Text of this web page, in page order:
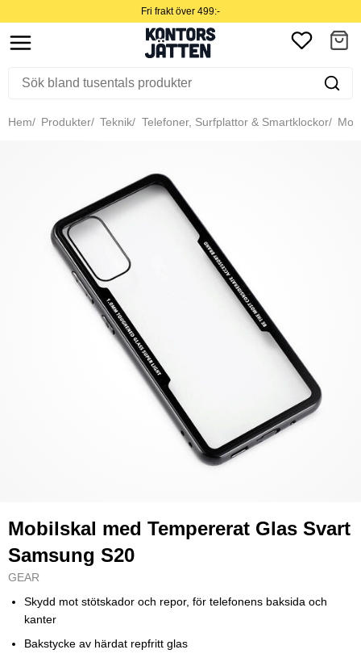
Fri frakt över 499:-
Hem Produkter Teknik Telefoner, Surfplattor & Smartklockor
Mobilskal med Tempererat Glas Svart
Samsung S20
GEAR
Skydd mot stötskador och repor, för telefonens baksida och
kanter
Bakstycke av härdat repfritt glas